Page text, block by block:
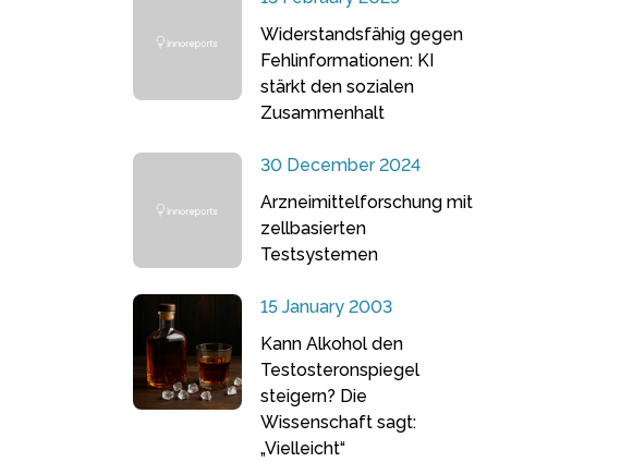
Widerstandsfähig gegen
Fehlinformationen: KI
stärkt den sozialen
Zusammenhalt
30 December 2024
Arzneimittelforschung mit
zellbasierten
Testsystemen
15 January 2003
Kann Alkohol den
Testosteronspiegel
steigern? Die
Wissenschaft sagt:
„Vielleicht“